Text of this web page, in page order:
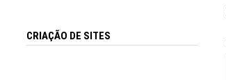
CRIAÇÃO DE SITES